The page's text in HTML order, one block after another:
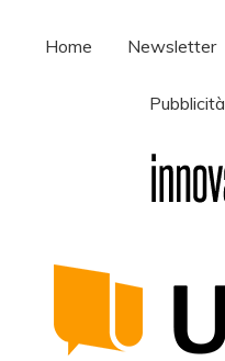
Home Newsletter
Pubblicità